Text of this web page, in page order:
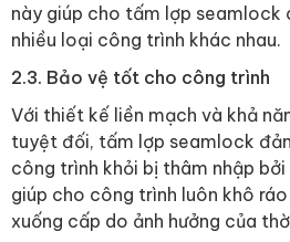
này giúp cho tấm lợp seamlock
nhiều loại công trình khác nhau.
2.3. Bảo vệ tốt cho công trình
Với thiết kế liền mạch và khả
tuyệt đối, tấm lợp seamlock
công trình khỏi bị thâm nhập
giúp cho công trình luôn khô
xuống cấp do ảnh hưởng của